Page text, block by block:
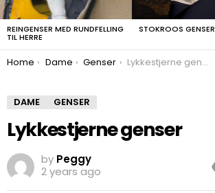
REINGENSER MED RUNDFELLING
TIL HERRE
STOKROOS GENSER
You are here:
Home Dame Genser Lykkestjerne genser
DAME GENSER
Lykkestjerne genser
by Peggy
2 years ago